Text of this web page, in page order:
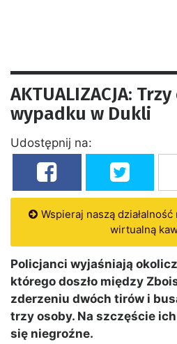
AKTUALIZACJA:
wypadku w Dukli
Udostępnij na:
Wspieraj naszą
wirtualną
Policjanci wyjaśniają
którego doszło między
zderzeniu dwóch tirów i
trzy osoby. Na szczęście
się niegroźne.